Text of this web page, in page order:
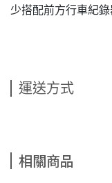
少搭配前方行車紀
運送方式
相關商品